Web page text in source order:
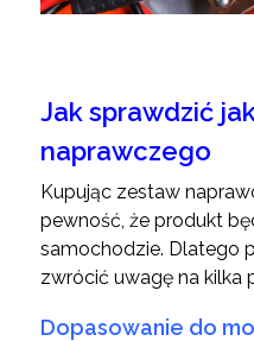
Jak sprawdzić
naprawczego
Kupując zestaw
pewność, że produkt
samochodzie. Dlatego
zwrócić uwagę na
Dopasowanie do